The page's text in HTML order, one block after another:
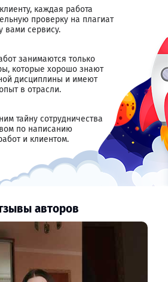
каждая работа
проверку на плагиат
вами сервису.
занимаются только
которые хорошо знают
дисциплины и имеют
в отрасли.
тайну сотрудничества
по написанию
и клиентом.
авторов